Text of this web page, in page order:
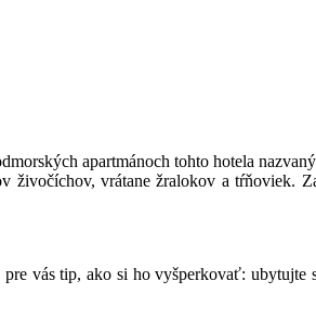
apartmánoch tohto hotela
živočíchov, vrátane žralokov a tŕňoviek.
vás tip, ako si ho vyšperkovať: